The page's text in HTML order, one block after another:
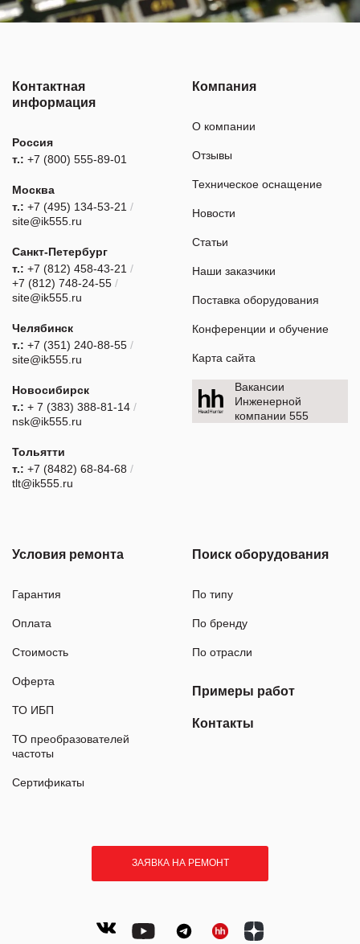
Контактная
информация
Россия
т.: +7 (800) 555-89-01
Москва
т.: +7 (495) 134-53-21 /
site@ik555.ru
Санкт-Петербург
т.: +7 (812) 458-43-21 /
+7 (812) 748-24-55 /
site@ik555.ru
Челябинск
т.: +7 (351) 240-88-55 /
site@ik555.ru
Новосибирск
т.: + 7 (383) 388-81-14 /
nsk@ik555.ru
Тольятти
т.: +7 (8482) 68-84-68 /
tlt@ik555.ru
Компания
О компании
Отзывы
Техническое оснащение
Новости
Статьи
Наши заказчики
Поставка оборудования
Конференции и обучение
Карта сайта
Вакансии
Инженерной
компании 555
Условия ремонта
Гарантия
Оплата
Стоимость
Оферта
ТО ИБП
ТО преобразователей
частоты
Сертификаты
Поиск оборудования
По типу
По бренду
По отрасли
Примеры работ
Контакты
ЗАЯВКА НА РЕМОНТ